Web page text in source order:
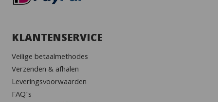
KLANTENSERVICE
Veilige betaalmethodes
Verzenden & afhalen
Leveringsvoorwaarden
FAQ’s